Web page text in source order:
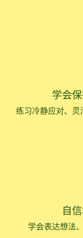
学会
练习冷静应对、灵
自
学会表达想法